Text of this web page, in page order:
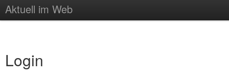
Aktuell im Web
Login